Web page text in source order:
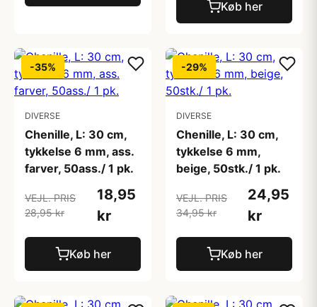
Køb her
-35%
DIVERSE
Chenille, L: 30 cm,
tykkelse 6 mm, ass.
farver, 50ass./ 1 pk.
VEJL. PRIS
28,95 kr
18,95
kr
Køb her
-29%
DIVERSE
Chenille, L: 30 cm,
tykkelse 6 mm,
beige, 50stk./ 1 pk.
VEJL. PRIS
34,95 kr
24,95
kr
Køb her